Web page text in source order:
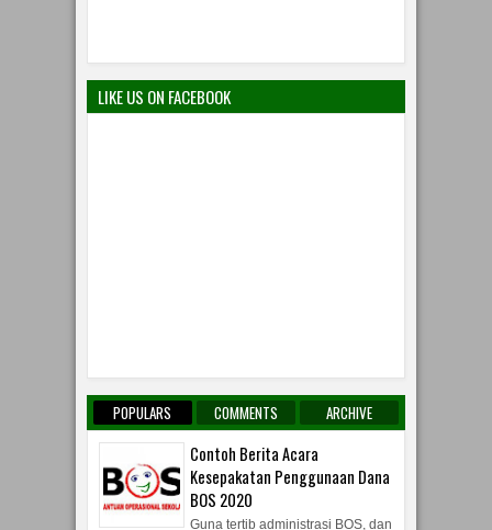
LIKE US ON FACEBOOK
POPULARS COMMENTS ARCHIVE
Contoh Berita Acara
Kesepakatan Penggunaan Dana
BOS 2020
Guna tertib administrasi BOS, dan